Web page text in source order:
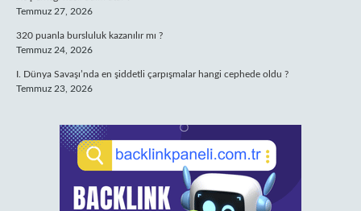
Temmuz 27, 2026
320 puanla bursluluk kazanılır mı ?
Temmuz 24, 2026
I. Dünya Savaşı’nda en şiddetli çarpışmalar hangi cephede oldu ?
Temmuz 23, 2026